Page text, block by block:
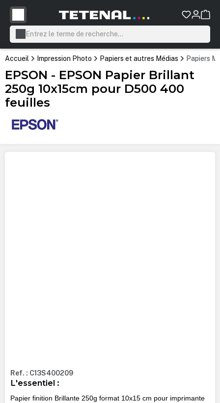
principal
Accueil Impression Photo Papiers et autres Médias Papiers
EPSON - EPSON Papier Brillant
250g 10x15cm pour D500 400
feuilles
Ref. : C13S400209
L'essentiel :
Papier finition Brillante 250g format 10x15 cm pour imprimante